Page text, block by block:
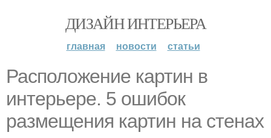
ДИЗАЙН ИНТЕРЬЕРА
главная новости статьи
Расположение картин в
интерьере. 5 ошибок
размещения картин на стенах